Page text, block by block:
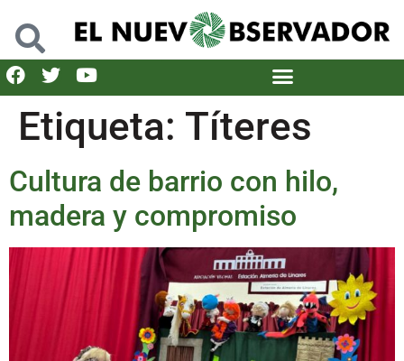
Etiqueta: Títeres
Cultura de barrio con hilo,
madera y compromiso